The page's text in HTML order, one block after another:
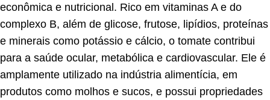
econômica e nutricional. Rico em vitaminas A e do
complexo B, além de glicose, frutose, lipídios, proteínas
e minerais como potássio e cálcio, o tomate contribui
para a saúde ocular, metabólica e cardiovascular. Ele é
amplamente utilizado na indústria alimentícia, em
produtos como molhos e sucos, e possui propriedades